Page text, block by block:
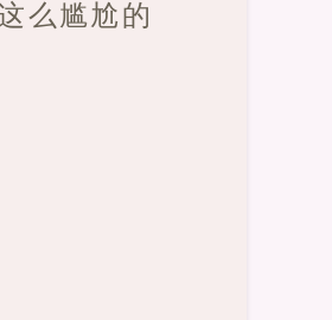
么尴尬的